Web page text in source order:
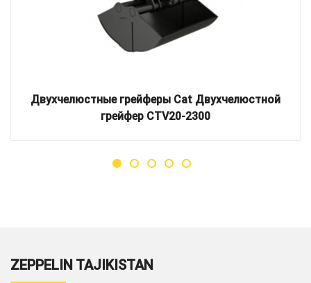
Двухчелюстные грейферы Cat Двухчелюстной
грейфер CTV20-2300
ZEPPELIN TAJIKISTAN